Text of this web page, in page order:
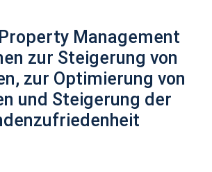
Management
zur Steigerung von
zur Optimierung von
und Steigerung der